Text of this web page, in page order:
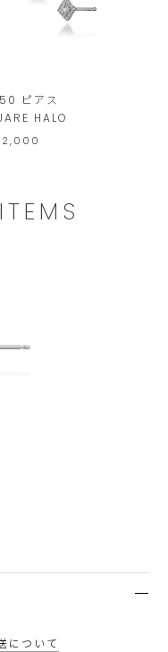
ピアス
HALO
について